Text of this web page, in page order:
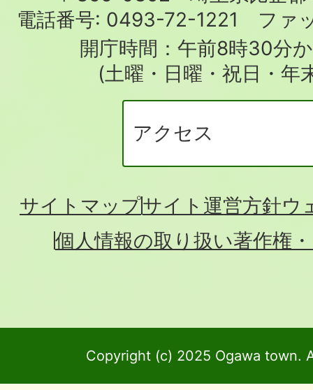
場
電話番号: 0493-72-1221
ファ
開庁時間：午前8時30分
(土曜・日曜・祝日・年
アクセス
サイトマップサイト運営方針ウ
個人情報の取り扱い著作権
Copyright (c) 2025 Ogawa town.